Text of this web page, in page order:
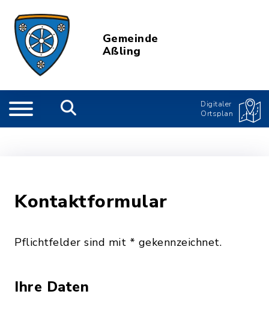
Gemeinde
Aßling
Digitaler
Ortsplan
Kontaktformular
Pflichtfelder sind mit * gekennzeichnet.
Ihre Daten